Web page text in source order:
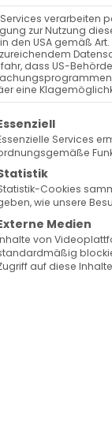
zu
Հարգելի
սիրով
Սուրբ
verarbeiten
zur Nutzung
den USA gemäß Art.
dass US-
eine
eine Liste
Services
Cookies
wie unsere
Medien
von
auf diese